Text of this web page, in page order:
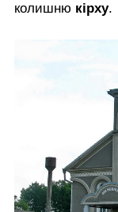
колишню кірху.